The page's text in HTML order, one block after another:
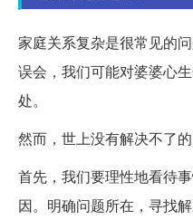
家庭关系复杂是很常见的
误会，我们可能对婆婆心
处。
然而，世上没有解决不了
首先，我们要理性地看待
因。明确问题所在，寻找解